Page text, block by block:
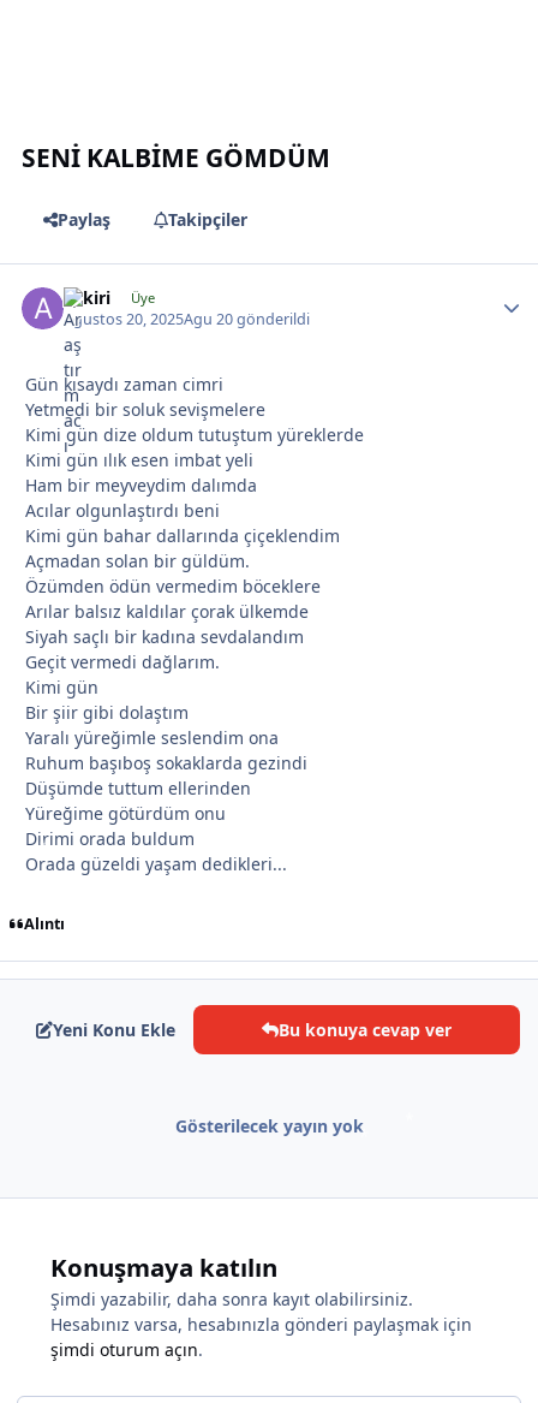
SENİ KALBİME GÖMDÜM
Paylaş Takipçiler
aykiri Üye
Agustos 20, 2025Agu 20gönderildi
Gün kısaydı zaman cimri
Yetmedi bir soluk sevişmelere
Kimi gün dize oldum tutuştum yüreklerde
Kimi gün ılık esen imbat yeli
Ham bir meyveydim dalımda
Acılar olgunlaştırdı beni
Kimi gün bahar dallarında çiçeklendim
Açmadan solan bir güldüm.
Özümden ödün vermedim böceklere
Arılar balsız kaldılar çorak ülkemde
Siyah saçlı bir kadına sevdalandım
Geçit vermedi dağlarım.
Kimi gün
Bir şiir gibi dolaştım
Yaralı yüreğimle seslendim ona
Ruhum başıboş sokaklarda gezindi
Düşümde tuttum ellerinden
Yüreğime götürdüm onu
Dirimi orada buldum
Orada güzeldi yaşam dedikleri...
Alıntı
Yeni Konu Ekle Bu konuya cevap ver
Gösterilecek yayın yok
Konuşmaya katılın
Şimdi yazabilir, daha sonra kayıt olabilirsiniz.
Hesabınız varsa, hesabınızla gönderi paylaşmak için
şimdi oturum açın.
*
*